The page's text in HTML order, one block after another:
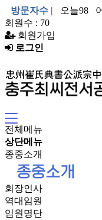
방문자수 | 오늘98
회원수 : 70
회원가입
로그인
전체메뉴
상단메뉴
종중소개
회장인사
역대임원
임원명단